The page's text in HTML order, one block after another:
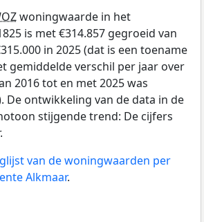
woningwaarde in het
is met €314.857 gegroeid van
in 2025 (dat is een toename
gemiddelde verschil per jaar over
2016 tot en met 2025 was
De ontwikkeling van de data in de
stijgende trend: De cijfers
van de woningwaarden per
Alkmaar.